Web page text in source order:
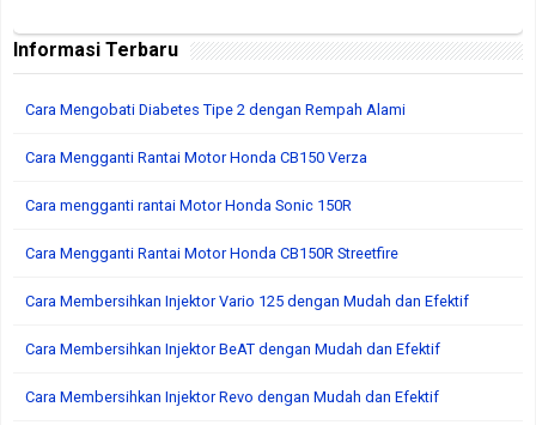
Informasi Terbaru
Cara Mengobati Diabetes Tipe 2 dengan Rempah Alami
Cara Mengganti Rantai Motor Honda CB150 Verza
Cara mengganti rantai Motor Honda Sonic 150R
Cara Mengganti Rantai Motor Honda CB150R Streetfire
Cara Membersihkan Injektor Vario 125 dengan Mudah dan Efektif
Cara Membersihkan Injektor BeAT dengan Mudah dan Efektif
Cara Membersihkan Injektor Revo dengan Mudah dan Efektif